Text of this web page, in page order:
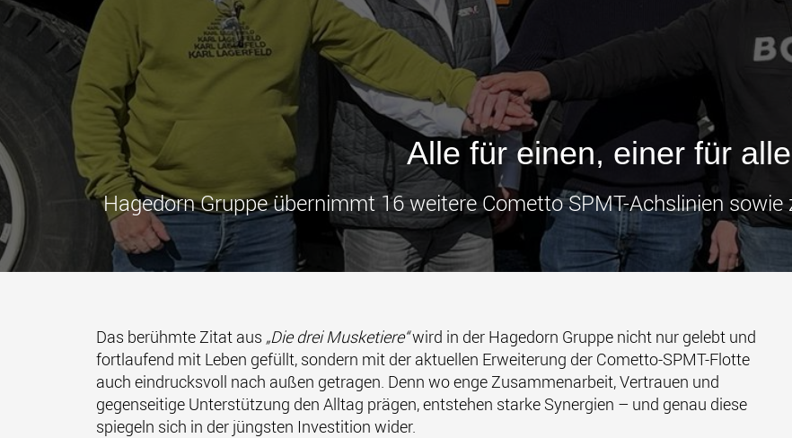
Alle für einen, einer für
Hagedorn Gruppe übernimmt 16 weitere Cometto SPMT-Achslinien
Das berühmte Zitat aus „Die drei Musketiere“wird in der Hagedorn Gruppe nicht nur gelebt und
fortlaufend mit Leben gefüllt, sondern mit der aktuellen Erweiterung der Cometto-SPMT-Flotte
auch eindrucksvoll nach außen getragen. Denn wo enge Zusammenarbeit, Vertrauen und
gegenseitige Unterstützung den Alltag prägen, entstehen starke Synergien – und genau diese
spiegeln sich in der jüngsten Investition wider.